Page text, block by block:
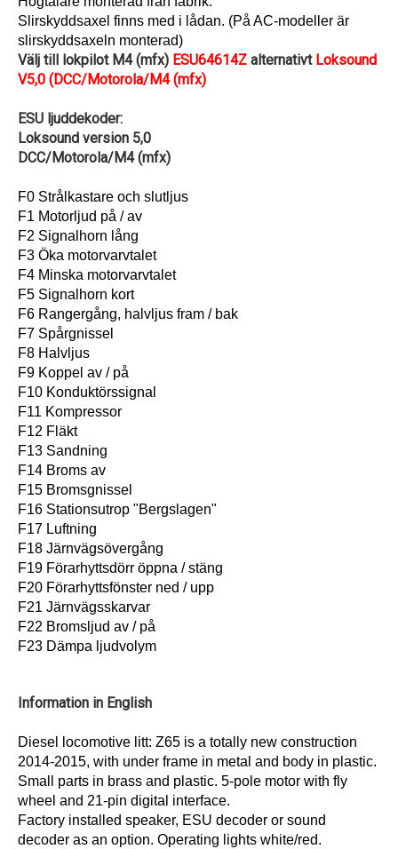
Slirskyddsaxel finns med i lådan. (På AC-modeller är
slirskyddsaxeln monterad)
Välj till lokpilot M4 (mfx) ESU64614Z alternativt Loksound
V5,0 (DCC/Motorola/M4 (mfx)
ESU ljuddekoder:
Loksound version 5,0
DCC/Motorola/M4 (mfx)
F0 Strålkastare och slutljus
F1 Motorljud på / av
F2 Signalhorn lång
F3 Öka motorvarvtalet
F4 Minska motorvarvtalet
F5 Signalhorn kort
F6 Rangergång, halvljus fram / bak
F7 Spårgnissel
F8 Halvljus
F9 Koppel av / på
F10 Konduktörssignal
F11 Kompressor
F12 Fläkt
F13 Sandning
F14 Broms av
F15 Bromsgnissel
F16 Stationsutrop "Bergslagen"
F17 Luftning
F18 Järnvägsövergång
F19 Förarhyttsdörr öppna / stäng
F20 Förarhyttsfönster ned / upp
F21 Järnvägsskarvar
F22 Bromsljud av / på
F23 Dämpa ljudvolym
Information in English
Diesel locomotive litt: Z65 is a totally new construction
2014-2015, with under frame in metal and body in plastic.
Small parts in brass and plastic. 5-pole motor with fly
wheel and 21-pin digital interface.
Factory installed speaker, ESU decoder or sound
decoder as an option. Operating lights white/red.